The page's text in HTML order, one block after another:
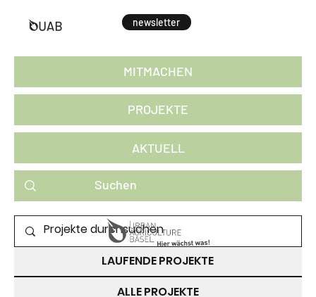
newsletter
PROJEKTE ZUM MITMACHEN
LAUFENDE PROJEKTE
ALLE PROJEKTE
AKTUELL
PROJEKTE
MITMACHEN